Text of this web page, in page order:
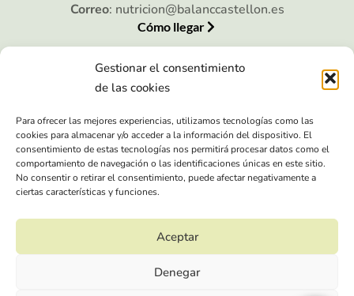
Gestionar el consentimiento
de las cookies
Para ofrecer las mejores experiencias, utilizamos tecnologías como las
cookies para almacenar y/o acceder a la información del dispositivo. El
consentimiento de estas tecnologías nos permitirá procesar datos como el
comportamiento de navegación o las identificaciones únicas en este sitio.
No consentir o retirar el consentimiento, puede afectar negativamente a
ciertas características y funciones.
Aceptar
Denegar
Correo: nutricion@balanccastellon.es
Cómo llegar
Aviso legal
Política de privacidad
Política de cookies (UE)